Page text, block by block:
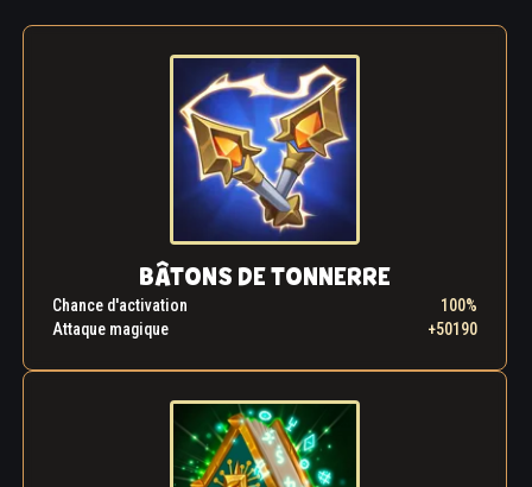
BÂTONS DE TONNERRE
Chance d'activation
100%
Attaque magique
+50190